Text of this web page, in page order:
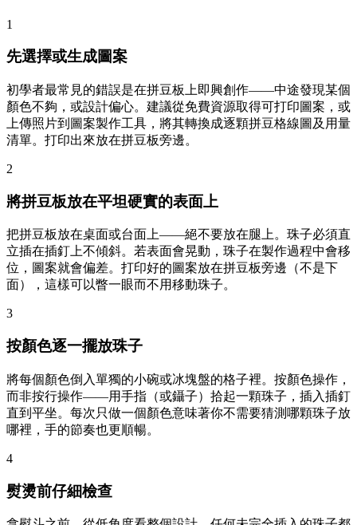
1
先選擇或生成圖案
初學者最常見的錯誤是在拼豆板上即興創作——中途發現某個
顏色不夠，或設計偏心。建議從免費資源取得可打印圖案，或
上傳照片到圖案製作工具，將其轉換成逐顆拼豆格線圖及用量
清單。打印出來放在拼豆板旁邊。
2
將拼豆板放在平坦硬實的表面上
把拼豆板放在桌面或台面上——絕不要放在腿上。珠子必須直
立插在插釘上不傾斜。若表面會晃動，珠子在製作過程中會移
位，圖案就會偏差。打印好的圖案放在拼豆板旁邊（不是下
面），這樣可以瞥一眼而不用移動珠子。
3
按顏色逐一擺放珠子
將每個顏色倒入單獨的小碗或冰塊盤的格子裡。按顏色操作，
而非按行操作——用手指（或鑷子）拾起一顆珠子，插入插釘
直到平坐。每次只做一個顏色意味著你不需要猜測哪顆珠子放
哪裡，手的節奏也更順暢。
4
熨燙前仔細檢查